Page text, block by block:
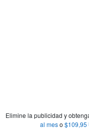
Elimine la publicidad y
al meso $109,95